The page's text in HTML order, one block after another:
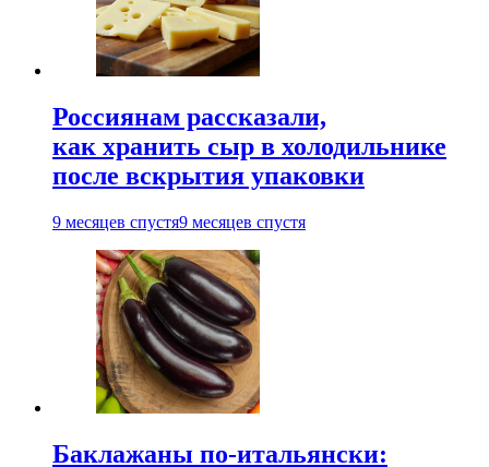
Россиянам рассказали,
как хранить сыр в холодильнике
после вскрытия упаковки
9 месяцев спустя9 месяцев спустя
Баклажаны по-итальянски: